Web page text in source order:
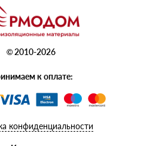
© 2010-2026
к оплате:
конфиденциальности